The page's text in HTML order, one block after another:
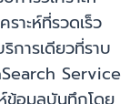
าะห์ที่รวดเร็ว
การเดียวที่ราบ
Service